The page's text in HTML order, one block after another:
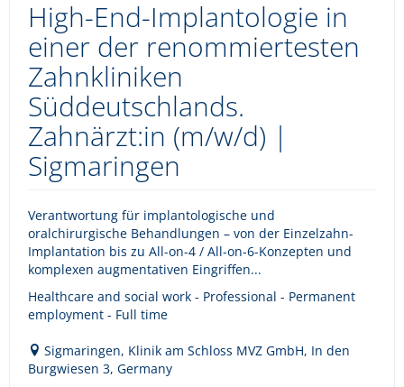
High-End-Implantologie in
einer der renommiertesten
Zahnkliniken
Süddeutschlands.
Zahnärzt:in (m/w/d) |
Sigmaringen
Verantwortung für implantologische und
oralchirurgische Behandlungen – von der Einzelzahn-
Implantation bis zu All-on-4 / All-on-6-Konzepten und
komplexen augmentativen Eingriffen...
Healthcare and social work - Professional - Permanent
employment - Full time
Sigmaringen, Klinik am Schloss MVZ GmbH, In den
Burgwiesen 3, Germany